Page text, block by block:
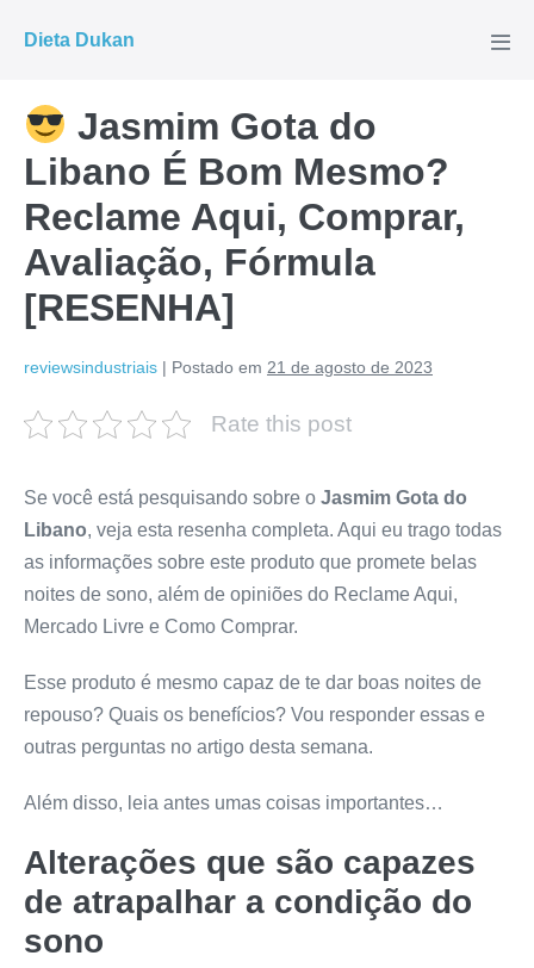
para
conteúdo
Dieta Dukan
Jasmim Gota do
Libano É Bom Mesmo?
Reclame Aqui, Comprar,
Avaliação, Fórmula
[RESENHA]
reviewsindustriais | Postado em 21 de agosto de 2023
Rate this post
Se você está pesquisando sobre o Jasmim Gota do
Libano, veja esta resenha completa. Aqui eu trago todas
as informações sobre este produto que promete belas
noites de sono, além de opiniões do Reclame Aqui,
Mercado Livre e Como Comprar.
Esse produto é mesmo capaz de te dar boas noites de
repouso? Quais os benefícios? Vou responder essas e
outras perguntas no artigo desta semana.
Além disso, leia antes umas coisas importantes…
Alterações que são capazes
de atrapalhar a condição do
sono